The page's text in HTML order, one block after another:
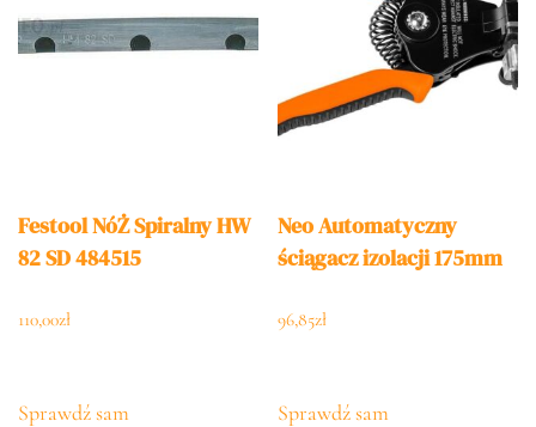
Festool NóŻ Spiralny HW
82 SD 484515
110,00zł
Sprawdź sam
Neo Automatyczny
ściągacz izolacji 175mm
96,85zł
Sprawdź sam